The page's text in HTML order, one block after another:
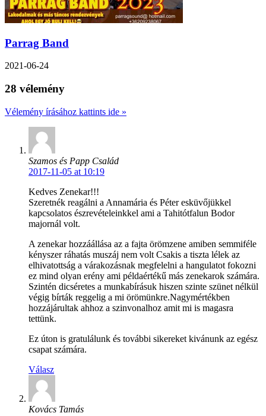
Parrag Band
2021-06-24
28 vélemény
Vélemény írásához kattints ide »
Szamos és Papp Család
2017-11-05 at 10:19
Kedves Zenekar!!!
Szeretnék reagálni a Annamária és Péter esküvőjükkel
kapcsolatos észrevételeinkkel ami a Tahitótfalun Bodor
majornál volt.
A zenekar hozzáállása az a fajta örömzene amiben semmiféle
kényszer ráhatás muszáj nem volt Csakis a tiszta lélek az
elhivatottság a várakozásnak megfelelni a hangulatot fokozni
ez mind olyan erény ami példaértékű más zenekarok számára.
Szintén dicséretes a munkabírásuk hiszen szinte szünet nélkül
végig bírták reggelig a mi örömünkre.Nagymértékben
hozzájárultak ahhoz a szinvonalhoz amit mi is magasra
tettünk.
Ez úton is gratulálunk és további sikereket kivánunk az egész
csapat számára.
Válasz
Kovács Tamás